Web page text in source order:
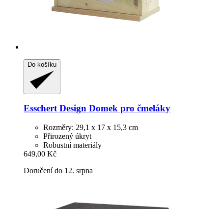
Do košíku
Esschert Design Domek pro čmeláky
Rozměry: 29,1 x 17 x 15,3 cm
Přirozený úkryt
Robustní materiály
649,00 Kč
Doručení do 12. srpna